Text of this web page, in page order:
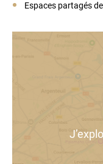
Espaces partagés